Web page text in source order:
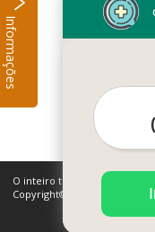
O inteiro teor deste site está
Copyright© Cetfisio (Lei 9610
Informações